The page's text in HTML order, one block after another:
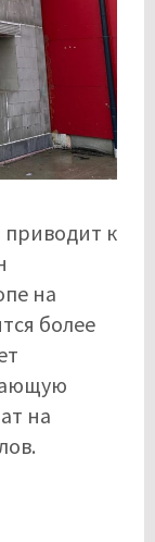
приводит к
на
более
на